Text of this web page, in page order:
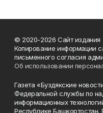
© 2020-2026 Сайт издания
Копирование информации
письменного согласия
Об использовании
Газета «Буздякские
Федеральной службы по
информационных
Республике